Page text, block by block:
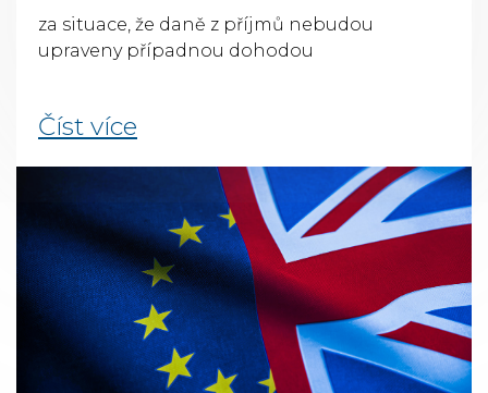
za situace, že daně z příjmů nebudou
upraveny případnou dohodou
Číst více